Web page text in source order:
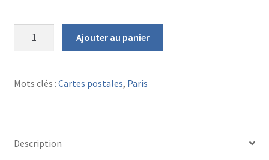
PARIS
Ajouter au panier
Mots clés : Cartes postales, Paris
Description